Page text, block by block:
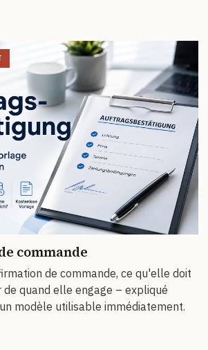
commande
de commande, ce qu'elle doit
quand elle engage – expliqué
modèle utilisable immédiatement.